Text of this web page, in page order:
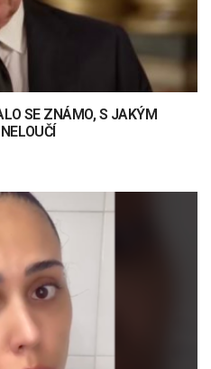
SE ZNÁMO, S JAKÝM